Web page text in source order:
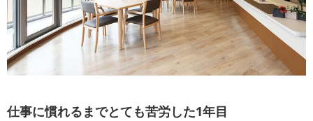
仕事に慣れるまでとても苦労した1年目